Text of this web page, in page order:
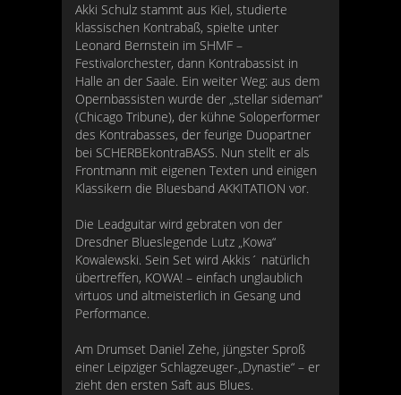
Akki Schulz stammt aus Kiel, studierte
klassischen Kontrabaß, spielte unter
Leonard Bernstein im SHMF –
Festivalorchester, dann Kontrabassist in
Halle an der Saale. Ein weiter Weg: aus dem
Opernbassisten wurde der „stellar sideman“
(Chicago Tribune), der kühne Soloperformer
des Kontrabasses, der feurige Duopartner
bei SCHERBEkontraBASS. Nun stellt er als
Frontmann mit eigenen Texten und einigen
Klassikern die Bluesband AKKITATION vor.
Die Leadguitar wird gebraten von der
Dresdner Blueslegende Lutz „Kowa“
Kowalewski. Sein Set wird Akkis´ natürlich
übertreffen, KOWA! – einfach unglaublich
virtuos und altmeisterlich in Gesang und
Performance.
Am Drumset Daniel Zehe, jüngster Sproß
einer Leipziger Schlagzeuger-„Dynastie“ – er
zieht den ersten Saft aus Blues.